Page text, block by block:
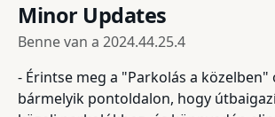
Minor Updates
Benne van a 2024.44.25.4
- Érintse meg a "Parkolás a közelben"
bármelyik pontoldalon, hogy